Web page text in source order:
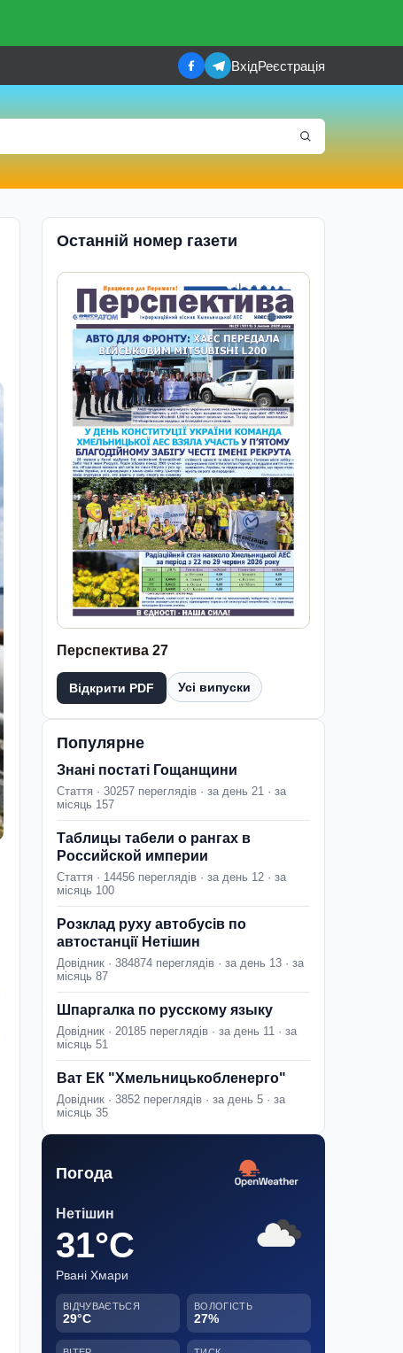
ВхідРеєстрація
Останній номер газети
Перспектива 27
Відкрити PDF Усі випуски
Популярне
Знані постаті Гощанщини
Стаття · 30257 переглядів · за день 21 · за
місяць 157
Таблицы табели о рангах в
Российской империи
Стаття · 14456 переглядів · за день 12 · за
місяць 100
Розклад руху автобусів по
автостанції Нетішин
Довідник · 384874 переглядів · за день 13 · за
місяць 87
Шпаргалка по русскому языку
Довідник · 20185 переглядів · за день 11 · за
місяць 51
Ват ЕК "Хмельницькобленерго"
Довідник · 3852 переглядів · за день 5 · за
місяць 35
Погода
Нетішин
31°C
Рвані Хмари
ВІДЧУВАЄТЬСЯ
29°C
ВОЛОГІСТЬ
27%